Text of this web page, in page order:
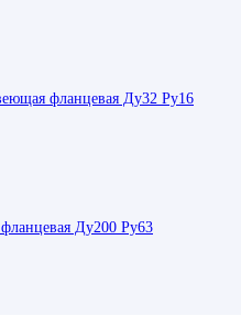
фланцевая Ду32 Ру16
Ду200 Ру63